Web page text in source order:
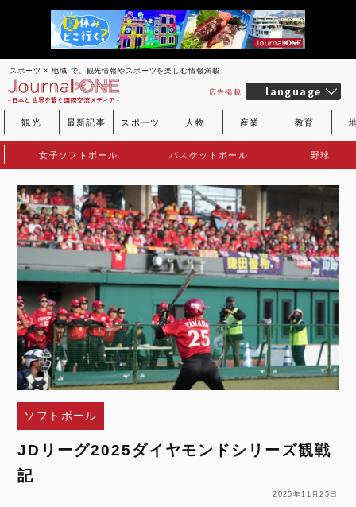
スポーツ × 地域 で、観光情報やスポーツを楽しむ情報満載
- 日本と世界を繋ぐ国際交流メディア -
広告掲載 language
観光 最新記事 スポーツ 人物 産業 教育
女子ソフトボール バスケットボール 野球
ソフトボール
JDリーグ2025ダイヤモンドシリーズ観戦
記
2025年11月25日